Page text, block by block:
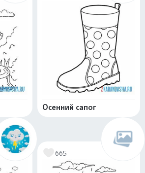
Осенний сапог
665